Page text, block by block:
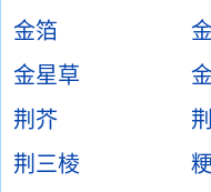
金箔
金星草
荆芥
荆三棱